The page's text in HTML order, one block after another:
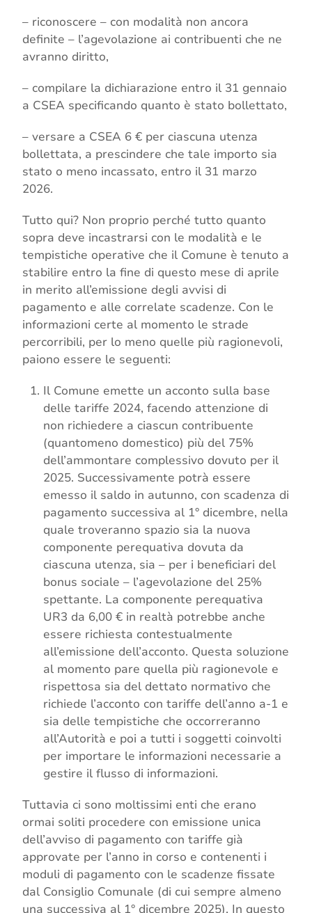
– riconoscere – con modalità non ancora
definite – l’agevolazione ai contribuenti che ne
avranno diritto,
– compilare la dichiarazione entro il 31 gennaio
a CSEA specificando quanto è stato bollettato,
– versare a CSEA 6 € per ciascuna utenza
bollettata, a prescindere che tale importo sia
stato o meno incassato, entro il 31 marzo
2026.
Tutto qui? Non proprio perché tutto quanto
sopra deve incastrarsi con le modalità e le
tempistiche operative che il Comune è tenuto a
stabilire entro la fine di questo mese di aprile
in merito all’emissione degli avvisi di
pagamento e alle correlate scadenze. Con le
informazioni certe al momento le strade
percorribili, per lo meno quelle più ragionevoli,
paiono essere le seguenti:
Il Comune emette un acconto sulla base
delle tariffe 2024, facendo attenzione di
non richiedere a ciascun contribuente
(quantomeno domestico) più del 75%
dell’ammontare complessivo dovuto per il
2025. Successivamente potrà essere
emesso il saldo in autunno, con scadenza di
pagamento successiva al 1° dicembre, nella
quale troveranno spazio sia la nuova
componente perequativa dovuta da
ciascuna utenza, sia – per i beneficiari del
bonus sociale – l’agevolazione del 25%
spettante. La componente perequativa
UR3 da 6,00 € in realtà potrebbe anche
essere richiesta contestualmente
all’emissione dell’acconto. Questa soluzione
al momento pare quella più ragionevole e
rispettosa sia del dettato normativo che
richiede l’acconto con tariffe dell’anno a-1 e
sia delle tempistiche che occorreranno
all’Autorità e poi a tutti i soggetti coinvolti
per importare le informazioni necessarie a
gestire il flusso di informazioni.
Tuttavia ci sono moltissimi enti che erano
ormai soliti procedere con emissione unica
dell’avviso di pagamento con tariffe già
approvate per l’anno in corso e contenenti i
moduli di pagamento con le scadenze fissate
dal Consiglio Comunale (di cui sempre almeno
una successiva al 1° dicembre 2025). In questo